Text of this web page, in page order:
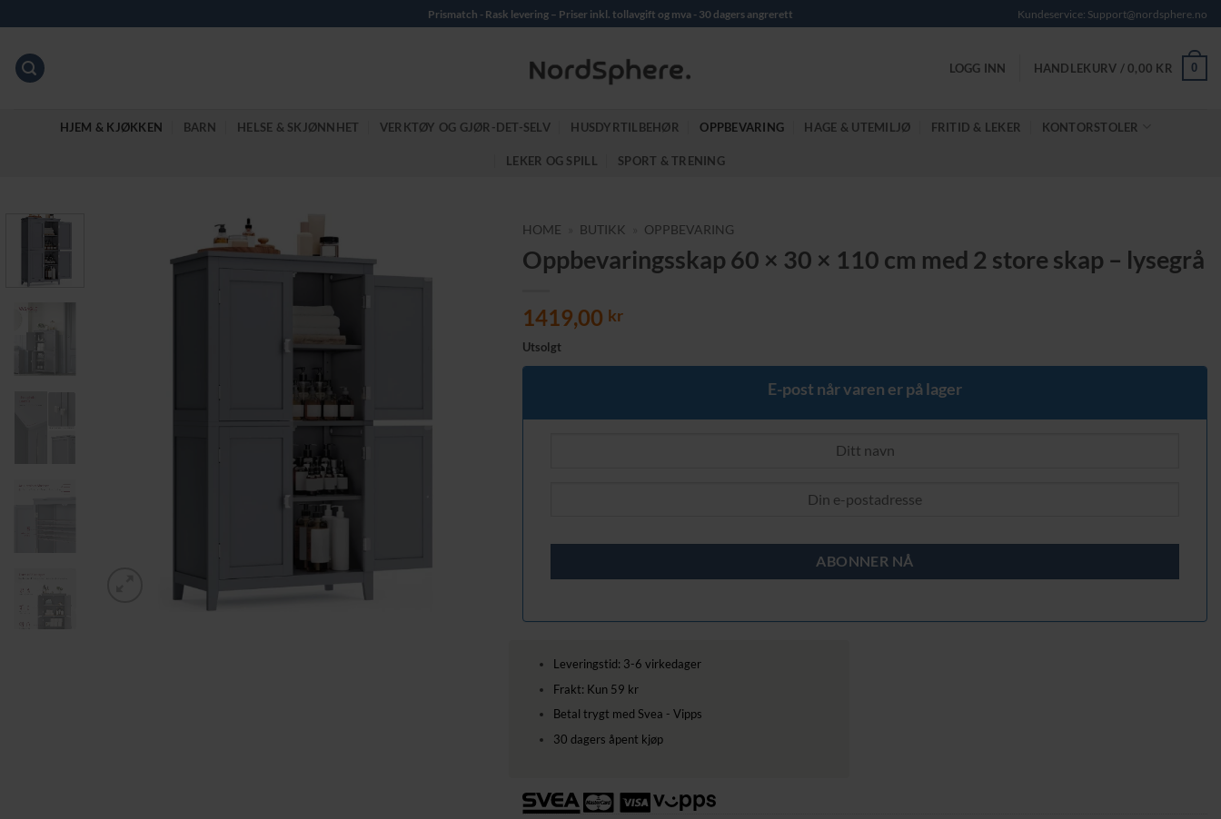
to
content
Prismatch - Rask levering – Priser inkl. tollavgift og mva - 30 dagers angrerett Kundeservice: Support@nordsphere.no
LOGG INN HANDLEKURV /0,00 KR 0
HJEM & KJØKKEN BARN HELSE & SKJØNNHET VERKTØY OG GJØR-DET-SELV HUSDYRTILBEHØR OPPBEVARING HAGE & UTEMILJØ FRITID & LEKER KONTORSTOLER
LEKER OG SPILL SPORT & TRENING
HOME BUTIKK OPPBEVARING
Oppbevaringsskap 60 × 30 × 110 cm med 2 store skap – lysegrå
1419,00 kr
Utsolgt
E-post når varen er på lager
Leveringstid: 3-6 virkedager
Frakt: Kun 59 kr
Betal trygt med Svea - Vipps
30 dagers åpent kjøp